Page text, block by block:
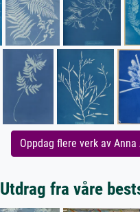
Oppdag flere verk av Anna
Utdrag fra våre